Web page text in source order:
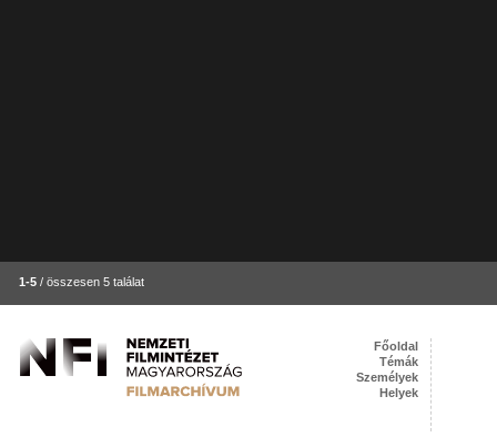
1-5 / összesen 5 találat
Főoldal
Témák
Személyek
Helyek